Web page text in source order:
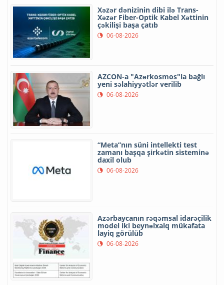
Xəzər dənizinin dibi ilə Trans-
Xəzər Fiber-Optik Kabel Xəttinin
çəkilişi başa çatıb
06-08-2026
AZCON-a "Azərkosmos"la bağlı
yeni səlahiyyətlər verilib
06-08-2026
“Meta”nın süni intellekti test
zamanı başqa şirkətin sisteminə
daxil olub
06-08-2026
Azərbaycanın rəqəmsal idarəçilik
model iki beynəlxalq mükafata
layiq görülüb
06-08-2026